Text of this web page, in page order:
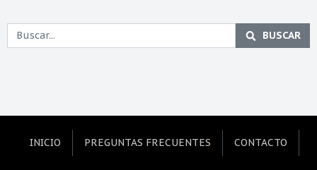
BUSCAR
INICIO PREGUNTAS FRECUENTES CONTACTO